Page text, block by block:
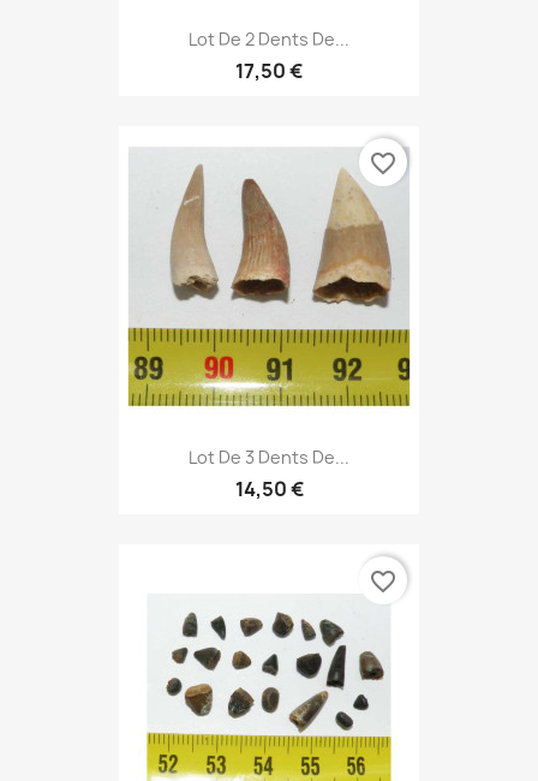
Lot De 2 Dents De...
17,50 €
Lot De 3 Dents De...
14,50 €
favorite_border
favorite_border